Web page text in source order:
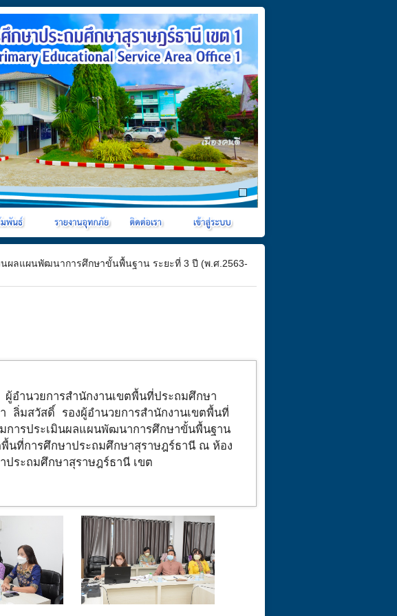
ผลแผนพัฒนาการศึกษาขั้นพื้นฐาน ระยะที่ 3 ปี (พ.ศ.2563-
ำนวยการสำนักงานเขตพื้นที่ประถมศึกษา
ลิ่มสวัสดิ์ รองผู้อำนวยการสำนักงานเขตพื้นที่
การประเมินผลแผนพัฒนาการศึกษาขั้นพื้นฐาน
พื้นที่การศึกษาประถมศึกษาสุราษฎร์ธานี ณ ห้อง
ประถมศึกษาสุราษฎร์ธานี เขต